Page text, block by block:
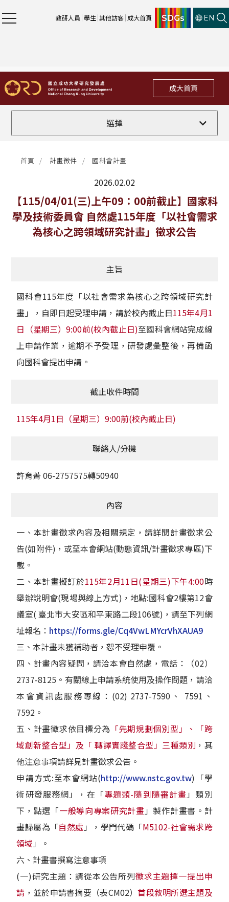
教研人員 學生 其他訪客 成大首頁 SDGs EN
成大首頁
選擇
全部
法規修訂
補助獎項
活動訊息
學術榮譽
其他
活動花絮
首頁 計畫徵件 國科會計畫
2026.02.02
最新消息
【115/04/01(三)上午09：00前截止】國家科
學及技術委員會 自然處115年度「以社會需求
為核心之跨領域研究計畫」徵求公告
主旨
國科會115年度「以社會需求為核心之跨領域研究計
畫」，自即日起受理申請， 請於校內截止日115年4月1
日（星期三）9:00前(校內截止日)至國科會網站完成線
上申請作業，逾期不予受理，研發處彙整後，再備函
向國科會提出申請。
截止收件時間
115年4月1日（星期三）9:00前(校內截止日)
聯絡人/分機
許育菁 06-2757575轉50940
內容
一、本計畫徵求內容及相關規定，請詳閱計畫徵求公
告(如附件)，或至本會網站(動態資訊/計畫徵求專區)下
載。
二、本計畫擬訂於115年2月11日(星期三)下午4:00時
舉辦說明會(現場與線上方式)，地點:國科會2樓第12會
議室( 臺北市大安區和平東路二段106號)，請至下列網
址報名： https://forms.gle/Cq4VwLMYcrVhXAUA9
三、本計畫未獲補助者，恕不受理申覆。
四、計畫內容疑問，請洽本會自然處，電話：（02）
2737-8125。有關線上申請系統使用及操作問題，請洽
本會資訊處服務專線：(02) 2737-7590、 7591、
7592。
五、計畫徵求依目標分為 「先期規劃個別型」、「跨
域創新整合型」及「 轉譯實踐整合型」三種類別 ，其
他注意事項請詳見計畫徵求公告。
申請方式:至本會網站(http://www.nstc.gov.tw)「學
術研發服務網」，在「專題類-隨到隨審計畫 」類別
下，點選「一般導向專案研究計畫 」製作計畫書。計
畫歸屬為「自然處 」，學門代碼「M5102-社會需求跨
領域 」。
六、計畫書撰寫注意事項
(一)研究主題：請從本公告所列徵求主題擇一提出申
請 ，並於申請書摘要（表CM02）首段敘明所選主題及